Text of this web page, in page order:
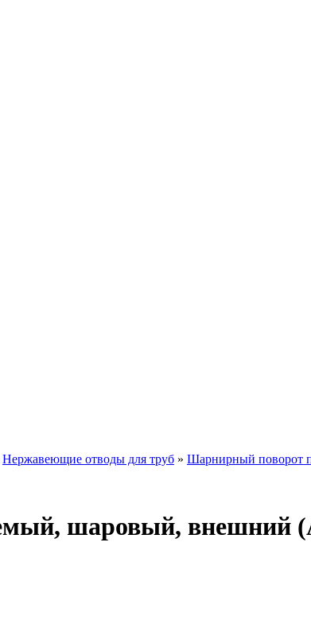
Нержавеющие отводы для труб » Шарнирный поворот
шаровый, внешний